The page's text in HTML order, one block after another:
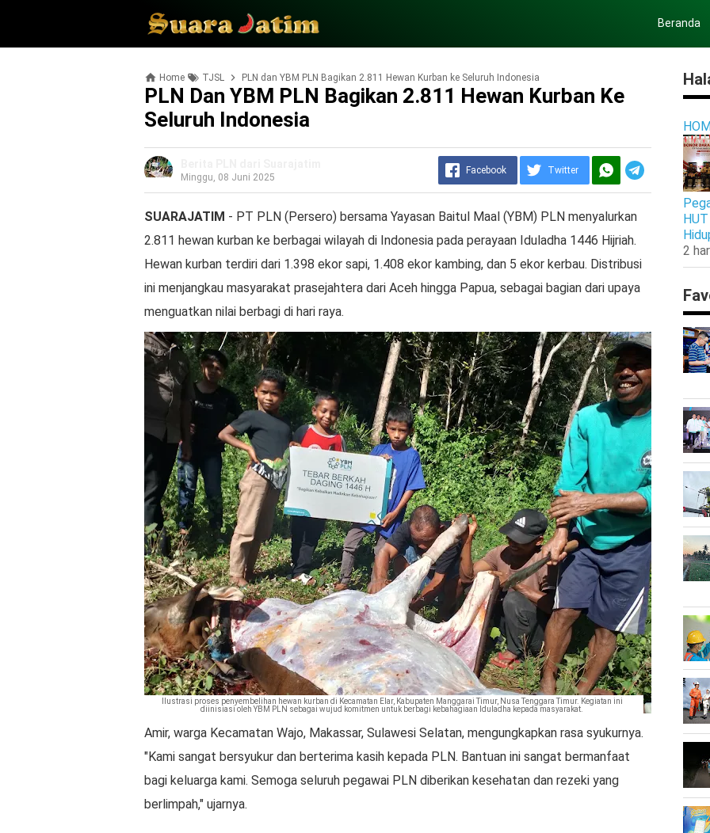
Beranda
Home TJSL PLN dan YBM PLN Bagikan 2.811 Hewan Kurban ke Seluruh Indonesia
PLN Dan YBM PLN Bagikan 2.811 Hewan Kurban Ke
Seluruh Indonesia
Minggu, 08 Juni 2025
Facebook Twitter
SUARAJATIM - PT PLN (Persero) bersama Yayasan Baitul Maal (YBM) PLN menyalurkan
2.811 hewan kurban ke berbagai wilayah di Indonesia pada perayaan Iduladha 1446 Hijriah.
Hewan kurban terdiri dari 1.398 ekor sapi, 1.408 ekor kambing, dan 5 ekor kerbau. Distribusi
ini menjangkau masyarakat prasejahtera dari Aceh hingga Papua, sebagai bagian dari upaya
menguatkan nilai berbagi di hari raya.
Ilustrasi proses penyembelihan hewan kurban di Kecamatan Elar, Kabupaten Manggarai Timur, Nusa Tenggara Timur. Kegiatan ini
diinisiasi oleh YBM PLN sebagai wujud komitmen untuk berbagi kebahagiaan Iduladha kepada masyarakat.
Amir, warga Kecamatan Wajo, Makassar, Sulawesi Selatan, mengungkapkan rasa syukurnya.
"Kami sangat bersyukur dan berterima kasih kepada PLN. Bantuan ini sangat bermanfaat
bagi keluarga kami. Semoga seluruh pegawai PLN diberikan kesehatan dan rezeki yang
berlimpah," ujarnya.
2